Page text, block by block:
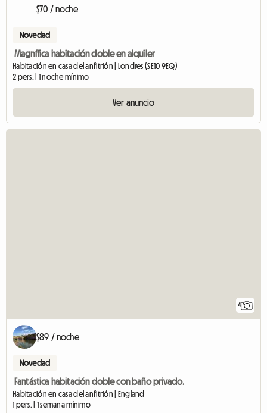
$70 / noche
Novedad
Magnífica habitación doble en alquiler
Habitación en casa del anfitrión | Londres (SE10 9EQ)
2 pers. | 1 noche mínimo
Ver anuncio
4
$89 / noche
Novedad
Fantástica habitación doble con baño privado.
Habitación en casa del anfitrión | England
1 pers. | 1 semana mínimo